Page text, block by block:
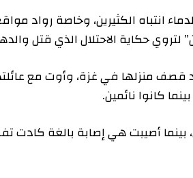
الكثيرين، وخاصة رواد مواقع
الاحتلال الذي قتل والدها
(13 عاما) نزحت بعد قصف منزلها في غزة، وأوت مع
نائمين.
أصيبت هي إصابة بالغة كادت